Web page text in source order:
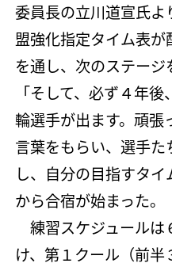
委員長の立川道宣氏
盟強化指定タイム表
を通し、次のステージ
「そして、必ず４年
輪選手が出ます。頑張
言葉をもらい、選手
し、自分の目指すタ
から合宿が始まった。
練習スケジュールは
け、第１クール（前